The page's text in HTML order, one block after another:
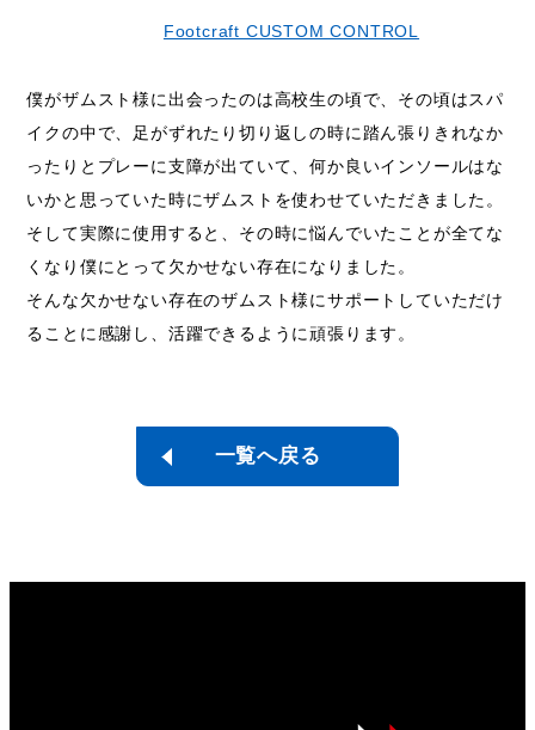
Footcraft CUSTOM CONTROL
僕がザムスト様に出会ったのは高校生の頃で、その頃はスパ
イクの中で、足がずれたり切り返しの時に踏ん張りきれなか
ったりとプレーに支障が出ていて、何か良いインソールはな
いかと思っていた時にザムストを使わせていただきました。
そして実際に使用すると、その時に悩んでいたことが全てな
くなり僕にとって欠かせない存在になりました。
そんな欠かせない存在のザムスト様にサポートしていただけ
ることに感謝し、活躍できるように頑張ります。
一覧へ戻る